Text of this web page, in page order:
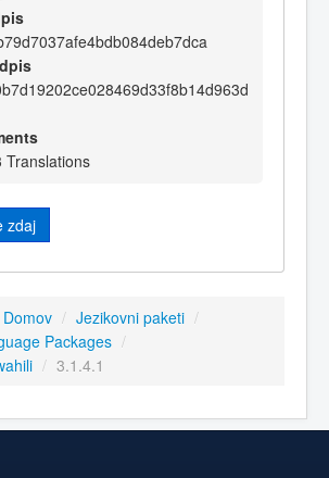
Translations
zdaj
Domov / Jezikovni paketi /
Packages /
/ 3.1.4.1